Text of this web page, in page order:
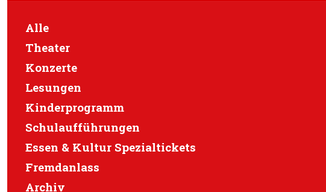
Alle
Theater
Konzerte
Lesungen
Kinderprogramm
Schulaufführungen
Essen & Kultur Spezialtickets
Fremdanlass
Archiv